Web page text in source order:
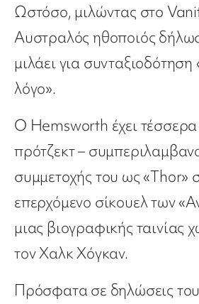
Ωστόσο, μιλώντας στο
Αυστραλός ηθοποιός
μιλάει για συνταξιοδότηση
λόγο».
Ο Hemsworth έχει
πρότζεκτ –
συμμετοχής του ως «Thor»
επερχόμενο σίκουελ των
μιας βιογραφικής ταινίας
τον Χαλκ Χόγκαν.
Πρόσφατα σε δηλώσεις του